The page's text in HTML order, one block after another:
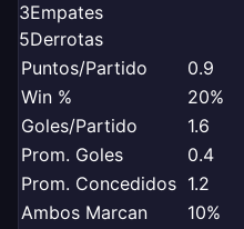
3Empates
5Derrotas
Puntos/Partido
0.9
Win %
20%
Goles/Partido
1.6
Prom. Goles
0.4
Prom. Concedidos 1.2
Ambos Marcan
10%